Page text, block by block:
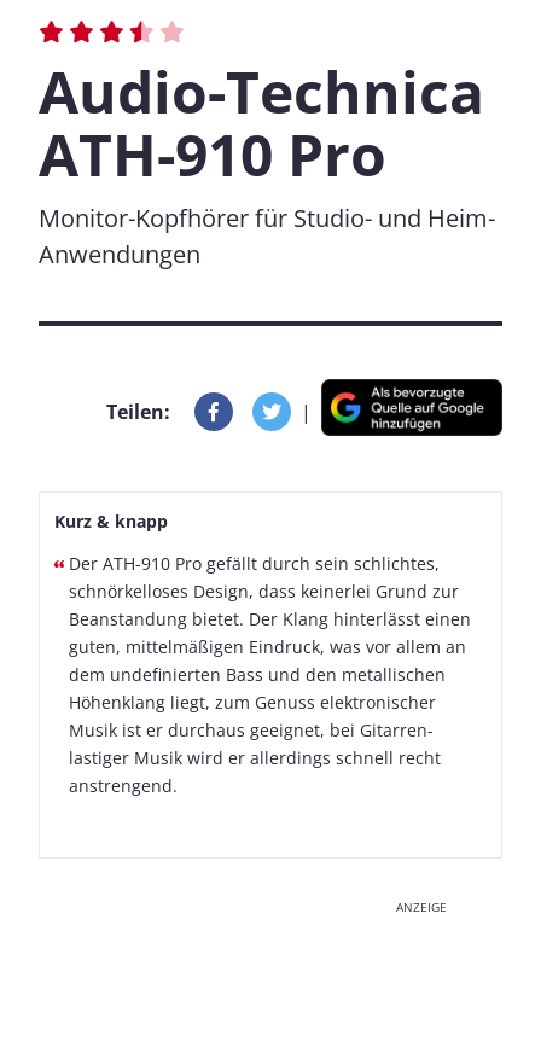
Audio-Technica
ATH-910 Pro
Monitor-Kopfhörer für Studio- und Heim-
Anwendungen
Teilen: |
Kurz & knapp
Der ATH-910 Pro gefällt durch sein schlichtes,
schnörkelloses Design, dass keinerlei Grund zur
Beanstandung bietet. Der Klang hinterlässt einen
guten, mittelmäßigen Eindruck, was vor allem an
dem undefinierten Bass und den metallischen
Höhenklang liegt, zum Genuss elektronischer
Musik ist er durchaus geeignet, bei Gitarren-
lastiger Musik wird er allerdings schnell recht
anstrengend.
ANZEIGE